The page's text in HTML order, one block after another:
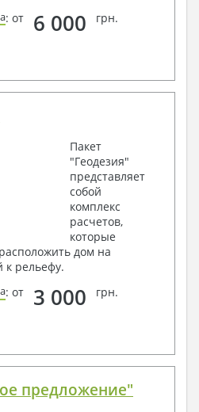
: от 6 000 грн.
Пакет
"Геодезия"
представляет
собой
комплекс
расчетов,
которые
дом на
к рельефу.
: от 3 000 грн.
предложение"